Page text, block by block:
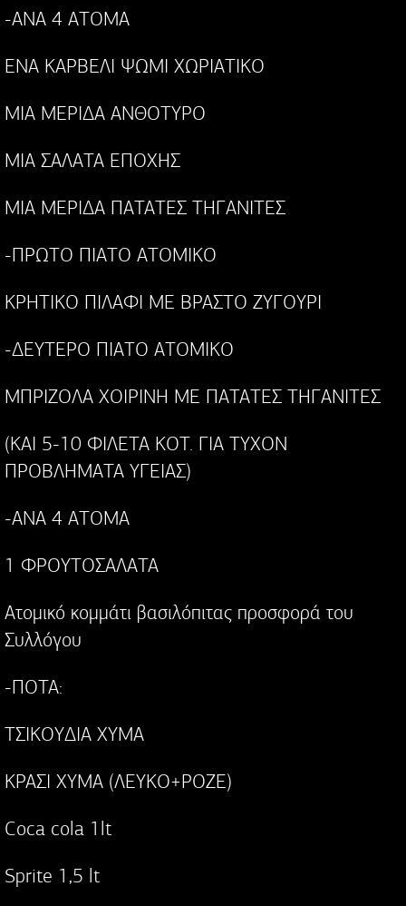
-ANA 4 ATOMA
ENA KAPBEΛI ΨΩMI XΩPIATIKO
MIA MEPIΔA ANΘOTYPO
MIA ΣAΛATA EΠOXHΣ
MIA MEPIΔA ΠATATEΣ THΓANITEΣ
-ΠPΩTO ΠIATO ATOMIKO
KPHTIKO ΠIΛAΦI ME BPAΣTO ZYΓOYPI
-ΔEYTEPO ΠIATO ATOMIKO
MΠPIZOΛA XOIPINH ME ΠATATEΣ THΓANITEΣ
(KAI 5-10 ΦIΛETA KOT. ΓIA TYXON
ΠPOBΛHMATA YΓEIAΣ)
-ANA 4 ATOMA
1 ΦPOYTOΣAΛATA
Ατομικό κομμάτι βασιλόπιτας προσφορά του
Συλλόγου
-ΠOTA:
TΣIKOYΔIA XYMA
KPAΣI XYMA (ΛEYKO+POZE)
Coca cola 1lt
Sprite 1,5 lt